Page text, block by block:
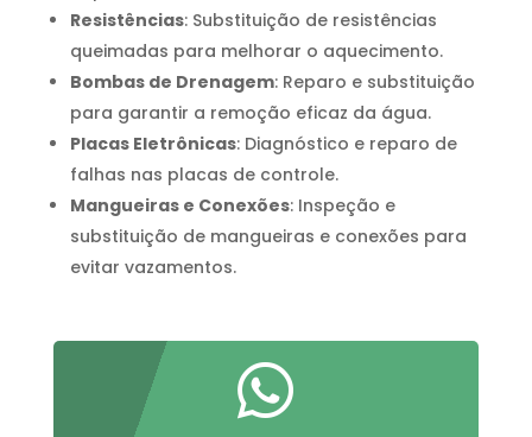
Resistências: Substituição de resistências
queimadas para melhorar o aquecimento.
Bombas de Drenagem: Reparo e substituição
para garantir a remoção eficaz da água.
Placas Eletrônicas: Diagnóstico e reparo de
falhas nas placas de controle.
Mangueiras e Conexões: Inspeção e
substituição de mangueiras e conexões para
evitar vazamentos.
